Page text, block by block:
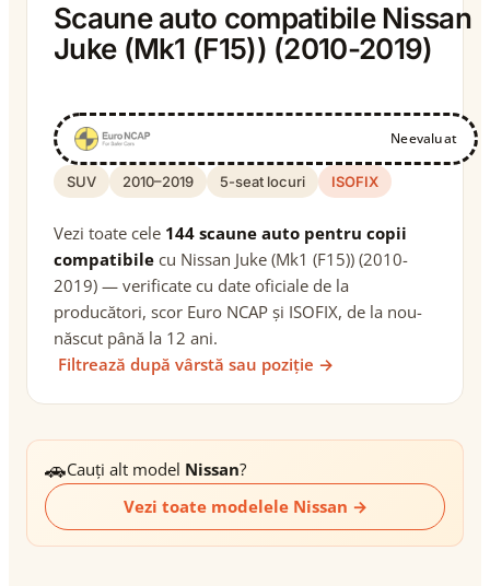
Scaune auto compatibile Nissan
Juke (Mk1 (F15)) (2010-2019)
Neevaluat
SUV 2010–2019 5-seat locuri ISOFIX
Vezi toate cele 144 scaune auto pentru copii
compatibile cu Nissan Juke (Mk1 (F15)) (2010-
2019) — verificate cu date oficiale de la
producători, scor Euro NCAP și ISOFIX, de la nou-
născut până la 12 ani.
Filtrează după vârstă sau poziție →
🚗Cauți alt model Nissan?
Vezi toate modelele Nissan →